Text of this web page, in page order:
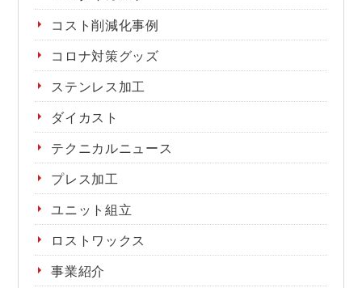
コスト削減化事例
コロナ対策グッズ
ステンレス加工
ダイカスト
テクニカルニュース
プレス加工
ユニット組立
ロストワックス
事業紹介